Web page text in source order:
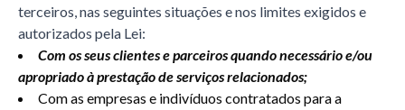
terceiros, nas seguintes situações e nos limites exigidos e
autorizados pela Lei:
Com os seus clientes e parceiros quando necessário e/ou
apropriado à prestação de serviços relacionados;
Com as empresas e indivíduos contratados para a